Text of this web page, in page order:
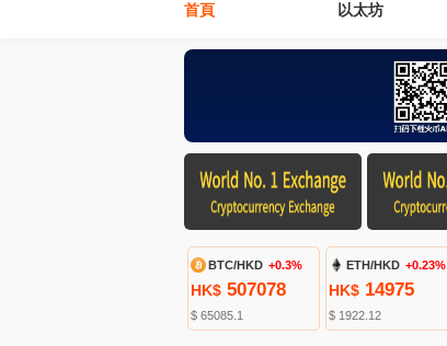
首頁 以太坊
BTC/HKD +0.3%
HK$ 507078
$ 65085.1
ETH/HKD +0.23%
HK$14975
$ 1922.12